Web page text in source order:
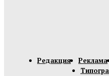
Редакция Реклама